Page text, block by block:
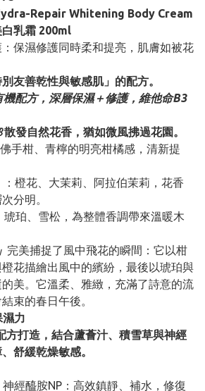
Repair Whitening Body Cream
乳霜 200ml
保濕修護同時柔和提亮，肌膚如被花
友善乾性與敏感肌」的配方。
機配方，深層保濕＋修護，維他命B3
發自然花香，猶如微風拂過花園。
手柑、青檸的明亮柑橘感，清新提
橙花、大茉莉、阿拉伯茉莉，花香
分明。
琥珀、雪松，為整體香調帶來溫暖木
完美捕捉了風中飛花的瞬間：它以柑
花描繪出風中的繽紛，最後以琥珀與
美。它溫柔、雅緻，充滿了詩意的流
束的春日午後。
濕力
方打造，結合蘆薈汁、積雪草與神經
舒緩乾燥敏感。
經醯胺NP：高效鎮靜、補水，修復